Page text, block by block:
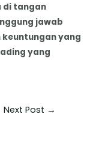
di tangan
jawab
yang
yang
Next Post →